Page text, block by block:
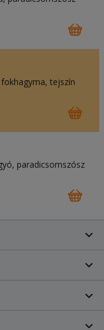
fokhagyma tejszín
paradicsomszósz